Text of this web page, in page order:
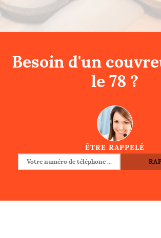
Besoin d'un
le 78 ?
ÊTRE RAPPELÉ